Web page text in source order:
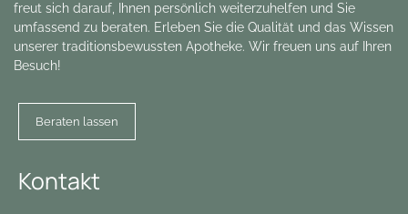
freut sich darauf, Ihnen persönlich weiterzuhelfen und Sie
umfassend zu beraten. Erleben Sie die Qualität und das Wissen
unserer traditionsbewussten Apotheke. Wir freuen uns auf Ihren
Besuch!
Beraten lassen
Kontakt